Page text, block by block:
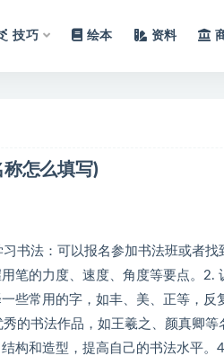
技巧 绘本 资料
怎么填写)
书法：可以报名参加书法班或者
笔的力度、速度、角度等要点。2.
些常用的字，如丰、美、正等，反
的书法作品，如王羲之、颜真卿
构和造型，提高自己的书法水平。